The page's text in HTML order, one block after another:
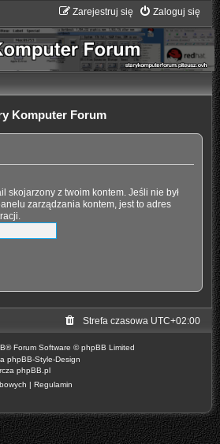
Zaloguj się
Zarejestruj się
Komputer Forum
skojarzony z twoim kontem. Jeśli nie był
zarządzania kontem, jest to adres
Strefa czasowa UTC+02:00
® Forum Software © phpBB Limited
phpBB-Style-Design
phpBB.pl
| Regulamin